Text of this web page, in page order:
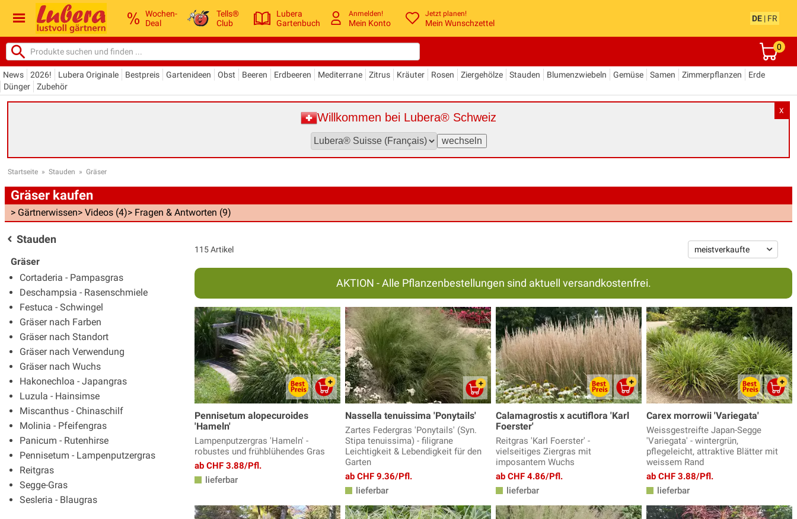
Wochen-
Deal
Tells®
Club
Lubera
Gartenbuch
Anmelden!
Mein Konto
Jetzt planen!
Mein Wunschzettel
DE | FR
0
News 2026! Lubera Originale Bestpreis Gartenideen Obst Beeren Erdbeeren Mediterrane Zitrus Kräuter Rosen Ziergehölze Stauden Blumenzwiebeln Gemüse Samen Zimmerpflanzen
Erde
Dünger
Zubehör
X
Willkommen bei Lubera® Schweiz
Startseite » Stauden » Gräser
Gräser kaufen
> Gärtnerwissen> Videos (4)> Fragen & Antworten (9)
Stauden
Gräser
Cortaderia - Pampasgras
Deschampsia - Rasenschmiele
Festuca - Schwingel
Gräser nach Farben
Gräser nach Standort
Gräser nach Verwendung
Gräser nach Wuchs
Hakonechloa - Japangras
Luzula - Hainsimse
Miscanthus - Chinaschilf
Molinia - Pfeifengras
Panicum - Rutenhirse
Pennisetum - Lampenputzergras
Reitgras
Segge-Gras
Sesleria - Blaugras
115 Artikel
AKTION - Alle Pflanzenbestellungen sind aktuell versandkostenfrei.
Pennisetum alopecuroides
'Hameln'
Lampenputzergras 'Hameln' -
robustes und frühblühendes Gras
ab CHF 3.88/Pfl.
lieferbar
Nassella tenuissima 'Ponytails'
Zartes Federgras 'Ponytails' (Syn.
Stipa tenuissima) - filigrane
Leichtigkeit & Lebendigkeit für den
Garten
ab CHF 9.36/Pfl.
lieferbar
Calamagrostis x acutiflora 'Karl
Foerster'
Reitgras 'Karl Foerster' -
vielseitiges Ziergras mit
imposantem Wuchs
ab CHF 4.86/Pfl.
lieferbar
Carex morrowii 'Variegata'
Weissgestreifte Japan-Segge
'Variegata' - wintergrün,
pflegeleicht, attraktive Blätter mit
weissem Rand
ab CHF 3.88/Pfl.
lieferbar